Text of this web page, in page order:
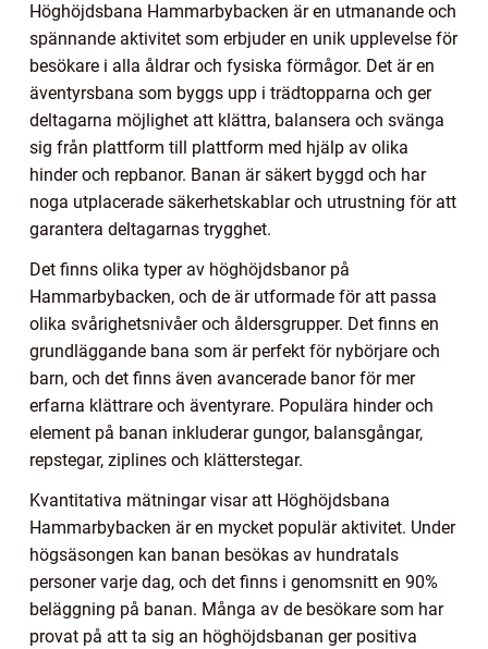
Höghöjdsbana Hammarbybacken är en utmanande och
spännande aktivitet som erbjuder en unik upplevelse för
besökare i alla åldrar och fysiska förmågor. Det är en
äventyrsbana som byggs upp i trädtopparna och ger
deltagarna möjlighet att klättra, balansera och svänga
sig från plattform till plattform med hjälp av olika
hinder och repbanor. Banan är säkert byggd och har
noga utplacerade säkerhetskablar och utrustning för att
garantera deltagarnas trygghet.
Det finns olika typer av höghöjdsbanor på
Hammarbybacken, och de är utformade för att passa
olika svårighetsnivåer och åldersgrupper. Det finns en
grundläggande bana som är perfekt för nybörjare och
barn, och det finns även avancerade banor för mer
erfarna klättrare och äventyrare. Populära hinder och
element på banan inkluderar gungor, balansgångar,
repstegar, ziplines och klätterstegar.
Kvantitativa mätningar visar att Höghöjdsbana
Hammarbybacken är en mycket populär aktivitet. Under
högsäsongen kan banan besökas av hundratals
personer varje dag, och det finns i genomsnitt en 90%
beläggning på banan. Många av de besökare som har
provat på att ta sig an höghöjdsbanan ger positiva